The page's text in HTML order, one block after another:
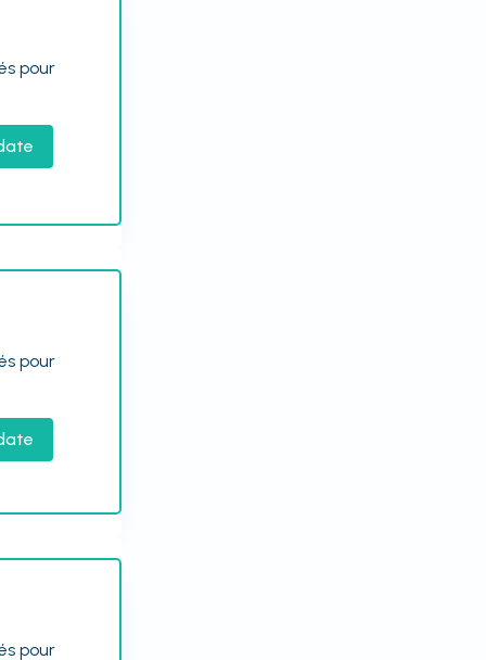
pour
pour
pour